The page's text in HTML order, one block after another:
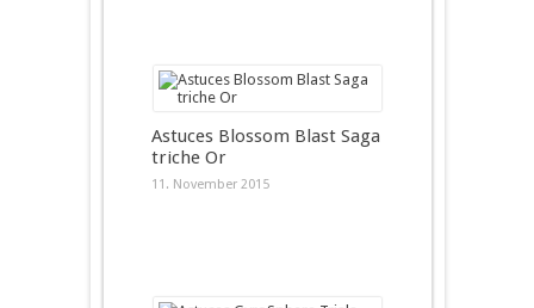
Astuces Blossom Blast Saga
triche Or
11. November 2015